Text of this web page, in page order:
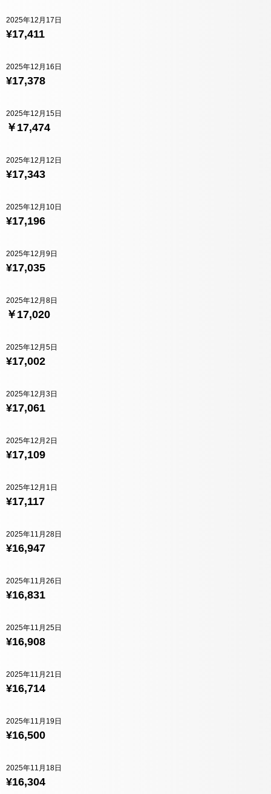
¥17,411
2025年12月17日
¥17,378
2025年12月16日
￥17,474
2025年12月15日
¥17,343
2025年12月12日
¥17,196
2025年12月10日
¥17,035
2025年12月9日
￥17,020
2025年12月8日
¥17,002
2025年12月5日
¥17,061
2025年12月3日
¥17,109
2025年12月2日
¥17,117
2025年12月1日
¥16,947
2025年11月28日
¥16,831
2025年11月26日
¥16,908
2025年11月25日
¥16,714
2025年11月21日
¥16,500
2025年11月19日
¥16,304
2025年11月18日